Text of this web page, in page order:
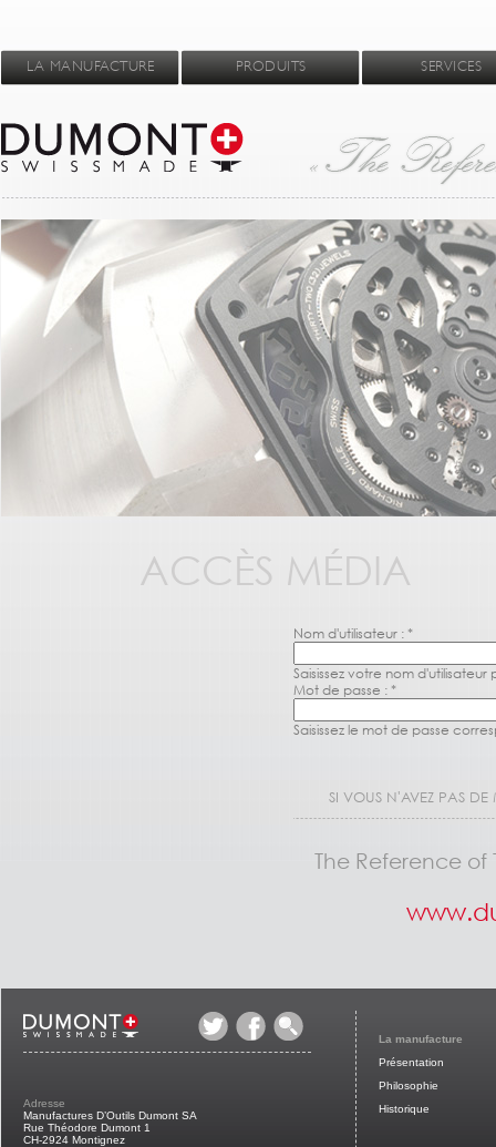
LA MANUFACTURE PRODUITS SERVICES
ACCÈS MÉDIA
Nom d'utilisateur : *
Saisissez votre nom
Mot de passe : *
Saisissez le mot de passe
SI VOUS N'AVEZ PAS DE
The Reference of
Adresse
Manufactures D’Outils Dumont SA
Rue Théodore Dumont 1
CH-2924 Montignez
La manufacture
Présentation
Philosophie
Historique